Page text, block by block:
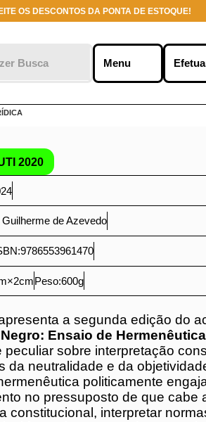
OS DESCONTOS DA PONTA DE ESTOQUE!
2020
2024
e Guilherme de Azevedo
ISBN:9786553961470
cm×2cmPeso:
apresenta a segunda
como um Negro: Ensaio de
peculiar sobre
das premissas da
uma perspectiva
proposta encontra